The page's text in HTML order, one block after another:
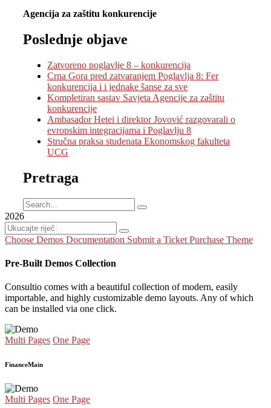
Agencija za zaštitu konkurencije
Poslednje objave
Zatvoreno poglavlje 8 – konkurencija
Crna Gora pred zatvaranjem Poglavlja 8: Fer
konkurencija i i jednake šanse za sve
Kompletiran sastav Savjeta Agencije za zaštitu
konkurencije
Ambasador Hetei i direktor Jovović razgovarali o
evropskim integracijama i Poglavlju 8
Stručna praksa studenata Ekonomskog fakulteta
UCG
Pretraga
2026
Choose Demos Documentation Submit a Ticket Purchase Theme
Pre-Built Demos Collection
Consultio comes with a beautiful collection of modern, easily
importable, and highly customizable demo layouts. Any of which
can be installed via one click.
Multi Pages One Page
FinanceMain
Multi Pages One Page